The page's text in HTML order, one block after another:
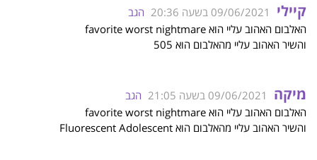
קיילי 09/06/2021 בשעה 20:36
הגב
האלבום האהוב עליי הוא favorite worst nightmare
והשיר האהוב עליי מהאלבום הוא 505
מיקה 09/06/2021 בשעה 21:05
הגב
האלבום האהוב עליי הוא favorite worst nightmare
והשיר האהוב עליי מהאלבום הוא Fluorescent Adolescent